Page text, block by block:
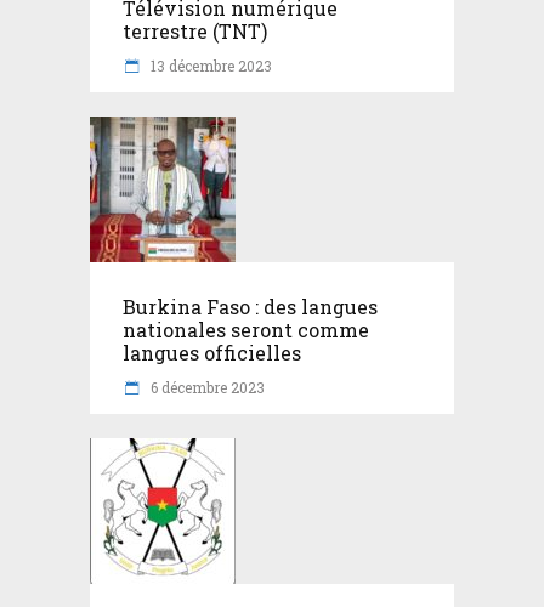
Télévision numérique
terrestre (TNT)
13 décembre 2023
Burkina Faso : des langues
nationales seront comme
langues officielles
6 décembre 2023